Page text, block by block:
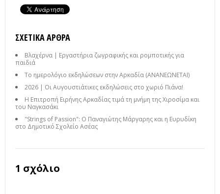
ΣΧΕΤΙΚΆ ΆΡΘΡΑ
Βλαχέρνα | Εργαστήρια ζωγραφικής και ρομποτικής για
παιδιά
Το ημερολόγιο εκδηλώσεων στην Αρκαδία (ΑΝΑΝΕΩΝΕΤΑΙ)
2026 | Οι Αυγουστιάτικες εκδηλώσεις στο χωριό Πιάνα!
Η Επιτροπή Ειρήνης Αρκαδίας τιμά τη μνήμη της Χιροσίμα και
του Ναγκασάκι
"Strings of Passion": Ο Παναγιώτης Μάργαρης και η Ευρυδίκη
στο Δημοτικό Σχολείο Ασέας
1 σχόλιο